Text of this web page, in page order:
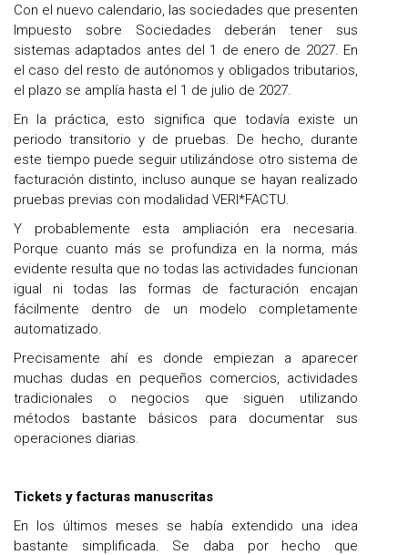
Con el nuevo calendario, las sociedades que presenten
Impuesto sobre Sociedades deberán tener sus
sistemas adaptados antes del 1 de enero de 2027. En
el caso del resto de autónomos y obligados tributarios,
el plazo se amplía hasta el 1 de julio de 2027.
En la práctica, esto significa que todavía existe un
periodo transitorio y de pruebas. De hecho, durante
este tiempo puede seguir utilizándose otro sistema de
facturación distinto, incluso aunque se hayan realizado
pruebas previas con modalidad VERI*FACTU.
Y probablemente esta ampliación era necesaria.
Porque cuanto más se profundiza en la norma, más
evidente resulta que no todas las actividades funcionan
igual ni todas las formas de facturación encajan
fácilmente dentro de un modelo completamente
automatizado.
Precisamente ahí es donde empiezan a aparecer
muchas dudas en pequeños comercios, actividades
tradicionales o negocios que siguen utilizando
métodos bastante básicos para documentar sus
operaciones diarias.
Tickets y facturas manuscritas
En los últimos meses se había extendido una idea
bastante simplificada. Se daba por hecho que